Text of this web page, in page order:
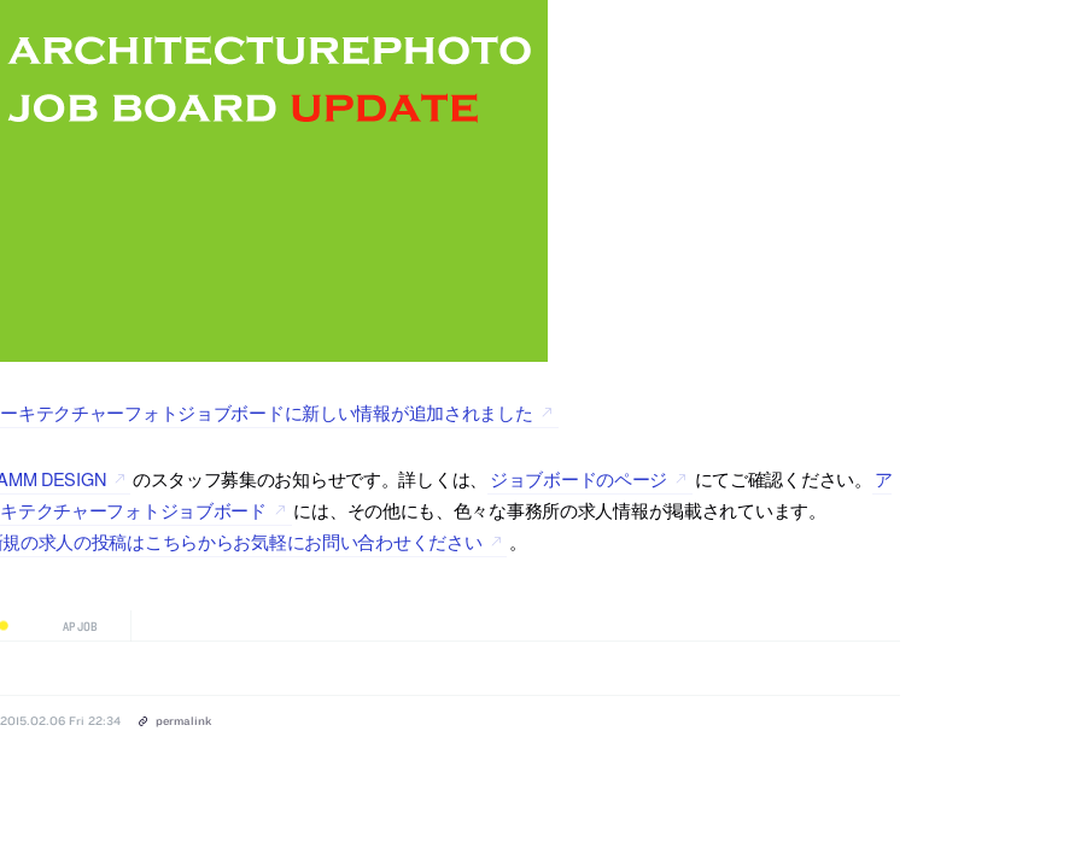
キテクチャーフォトジョブボードに新しい情報が追加されました
DESIGN のスタッフ募集のお知らせです。詳しくは、 ジョブボードのページ にてご確認ください。
ア
テクチャーフォトジョブボード
には、その他にも、色々な事務所の求人情報が掲載されています。
の求人の投稿はこちらからお気軽にお問い合わせください
。
AP JOB
2015.02.06 Fri 22:34 permalink